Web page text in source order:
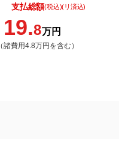
支払総額(税込)(リ済込)
19.8万円
（諸費用4.8万円を含む）